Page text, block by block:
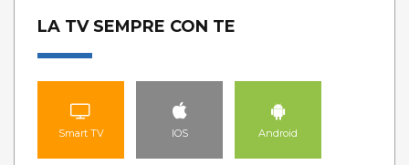
LA TV SEMPRE CON TE
Smart TV IOS Android